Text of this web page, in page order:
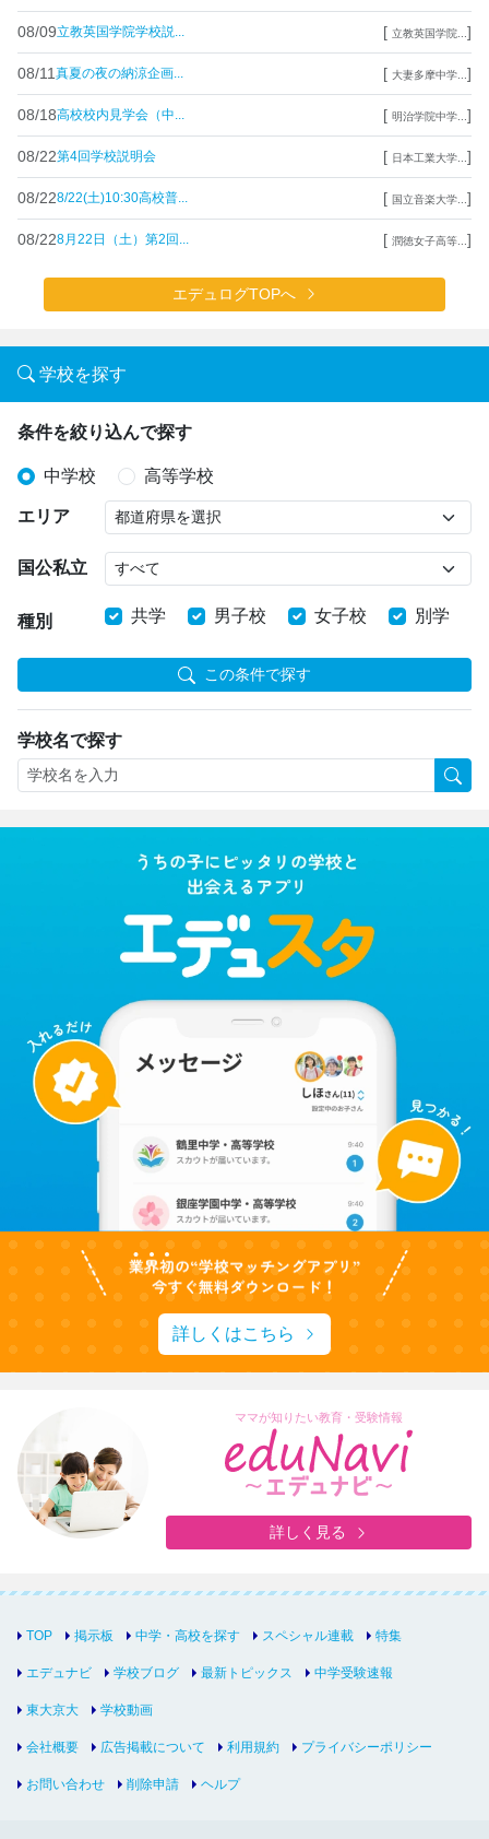
08/09立教英国学院学校説... [ 立教英国学院... ]
08/11 真夏の夜の納涼企画... [ 大妻多摩中学... ]
08/18高校校内見学会（中... [ 明治学院中学... ]
08/22第4回学校説明会 [ 日本工業大学... ]
08/228/22(土)10:30高校普... [ 国立音楽大学... ]
08/228月22日（土）第2回... [ 潤徳女子高等... ]
エデュログTOPへ
学校を探す
条件を絞り込んで探す
中学校 高等学校
エリア
国公私立
種別 共学 男子校 女子校 別学
この条件で探す
学校名で探す
詳しくはこちら
ママが知りたい教育・受験情報
詳しく見る
TOP 掲示板 中学・高校を探す スペシャル連載 特集
エデュナビ 学校ブログ 最新トピックス 中学受験速報
東大京大 学校動画
会社概要 広告掲載について 利用規約 プライバシーポリシー
お問い合わせ 削除申請 ヘルプ